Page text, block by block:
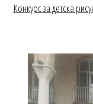
Конкурс за детска